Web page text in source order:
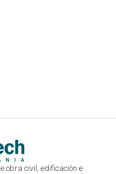
obra civil, edificación e